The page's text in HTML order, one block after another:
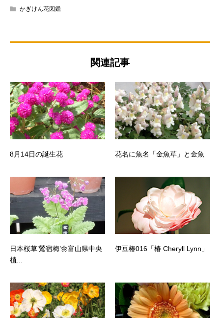
かぎけん花図鑑
関連記事
8月14日の誕生花 花名に魚名「金魚草」と金魚
日本桜草’鶯宿梅’🌼富山県中央
植...
伊豆椿016「椿 Cheryll Lynn」